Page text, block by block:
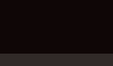
なお、当店は、利用目